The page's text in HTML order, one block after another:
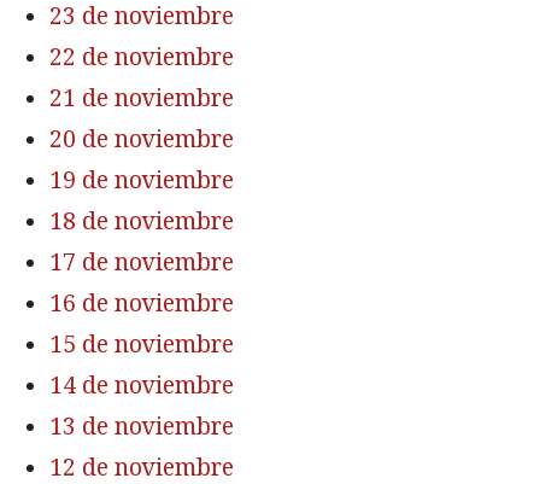
23 de noviembre
22 de noviembre
21 de noviembre
20 de noviembre
19 de noviembre
18 de noviembre
17 de noviembre
16 de noviembre
15 de noviembre
14 de noviembre
13 de noviembre
12 de noviembre